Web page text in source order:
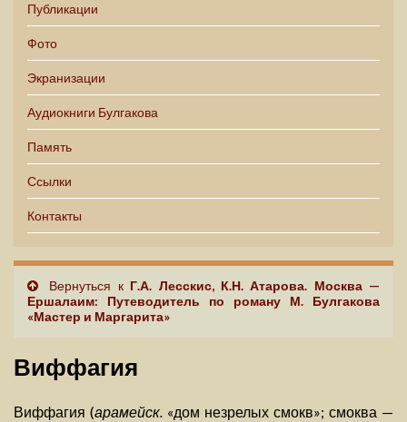
Публикации
Фото
Экранизации
Аудиокниги Булгакова
Память
Ссылки
Контакты
Вернуться к Г.А. Лесскис, К.Н. Атарова. Москва —
Ершалаим: Путеводитель по роману М. Булгакова
«Мастер и Маргарита»
Виффагия
Виффагия (арамейск. «дом незрелых смокв»; смоква —